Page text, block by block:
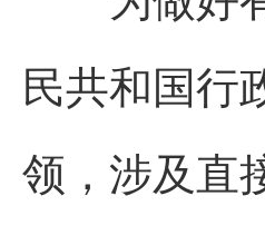
民共和国行
领，涉及直